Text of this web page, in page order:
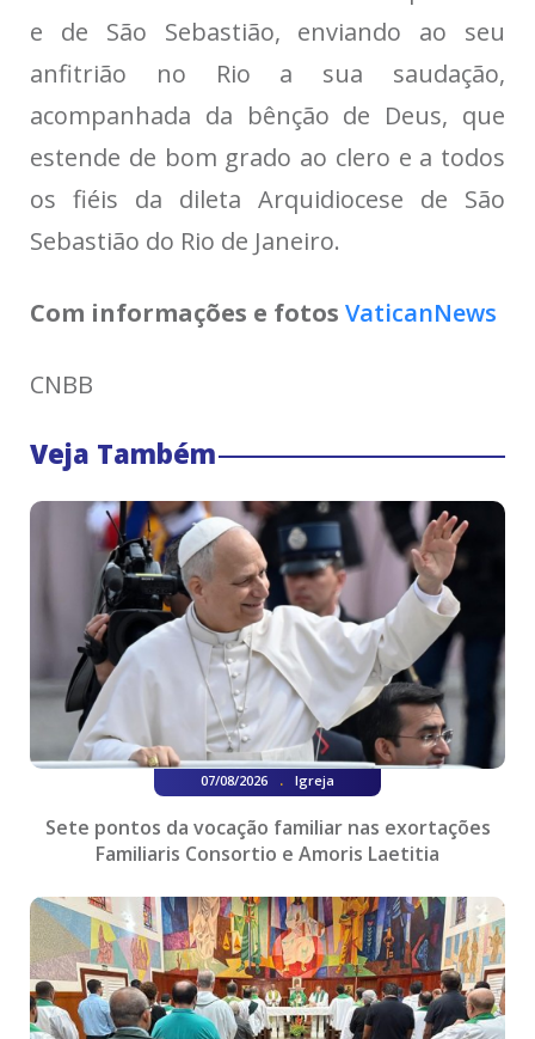
e de São Sebastião, enviando ao seu
anfitrião no Rio a sua saudação,
acompanhada da bênção de Deus, que
estende de bom grado ao clero e a todos
os fiéis da dileta Arquidiocese de São
Sebastião do Rio de Janeiro.
Com informações e fotos VaticanNews
CNBB
Veja Também
07/08/2026 . Igreja
Sete pontos da vocação familiar nas exortações
Familiaris Consortio e Amoris Laetitia